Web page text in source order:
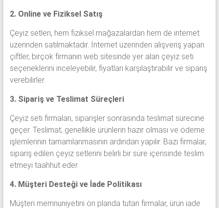
2. Online ve Fiziksel Satış
Çeyiz setleri, hem fiziksel mağazalardan hem de internet
üzerinden satılmaktadır. İnternet üzerinden alışveriş yapan
çiftler, birçok firmanın web sitesinde yer alan çeyiz seti
seçeneklerini inceleyebilir, fiyatları karşılaştırabilir ve sipariş
verebilirler.
3. Sipariş ve Teslimat Süreçleri
Çeyiz seti firmaları, siparişler sonrasında teslimat sürecine
geçer. Teslimat, genellikle ürünlerin hazır olması ve ödeme
işlemlerinin tamamlanmasının ardından yapılır. Bazı firmalar,
sipariş edilen çeyiz setlerini belirli bir süre içerisinde teslim
etmeyi taahhüt eder.
4. Müşteri Desteği ve İade Politikası
Müşteri memnuniyetini ön planda tutan firmalar, ürün iade